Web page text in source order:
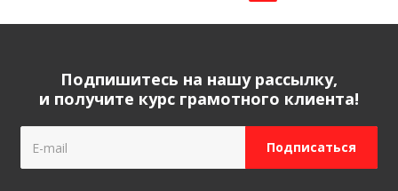
Подпишитесь на нашу рассылку,
и получите курс грамотного клиента!